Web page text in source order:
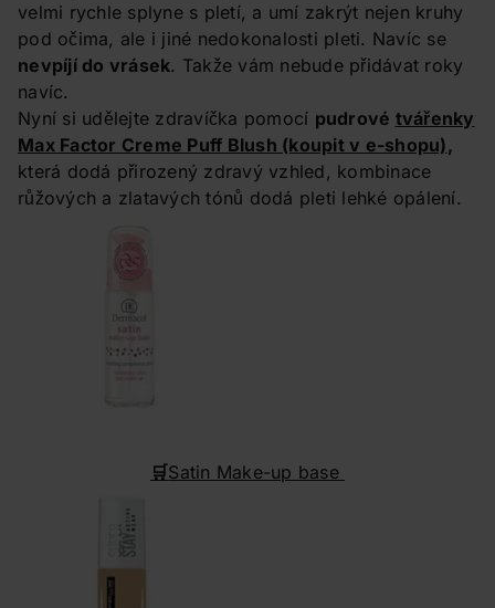
velmi rychle splyne s pletí, a umí zakrýt nejen kruhy
pod očima, ale i jiné nedokonalosti pleti. Navíc se
nevpíjí do vrásek. Takže vám nebude přidávat roky
navíc.
Nyní si udělejte zdravíčka pomocí pudrové tvářenky
Max Factor Creme Puff Blush (koupit v e-shopu),
která dodá přirozený zdravý vzhled, kombinace
růžových a zlatavých tónů dodá pleti lehké opálení.
🛒Satin Make-up base